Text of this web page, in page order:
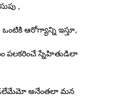
,
ఒంటికి ఆరోగ్యాన్ని ఇస్తూ,
పలకరించే స్నేహితుడిలా
అనేంతలా మన